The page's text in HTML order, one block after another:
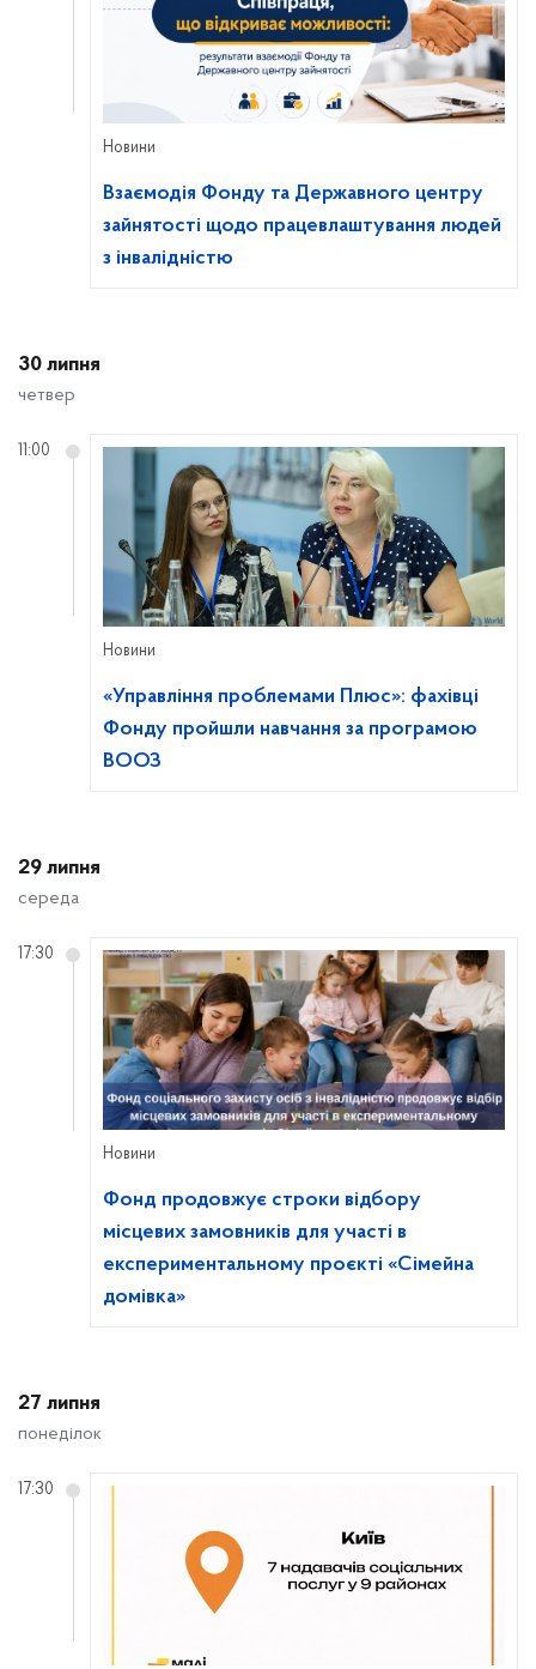
Новини
Взаємодія Фонду та Державного центру
зайнятості щодо працевлаштування людей
з інвалідністю
30 липня
четвер
Новини
«Управління проблемами Плюс»: фахівці
Фонду пройшли навчання за програмою
ВООЗ
11:00
29 липня
середа
Новини
Фонд продовжує строки відбору
місцевих замовників для участі в
експериментальному проєкті «Сімейна
домівка»
17:30
27 липня
понеділок
17:30